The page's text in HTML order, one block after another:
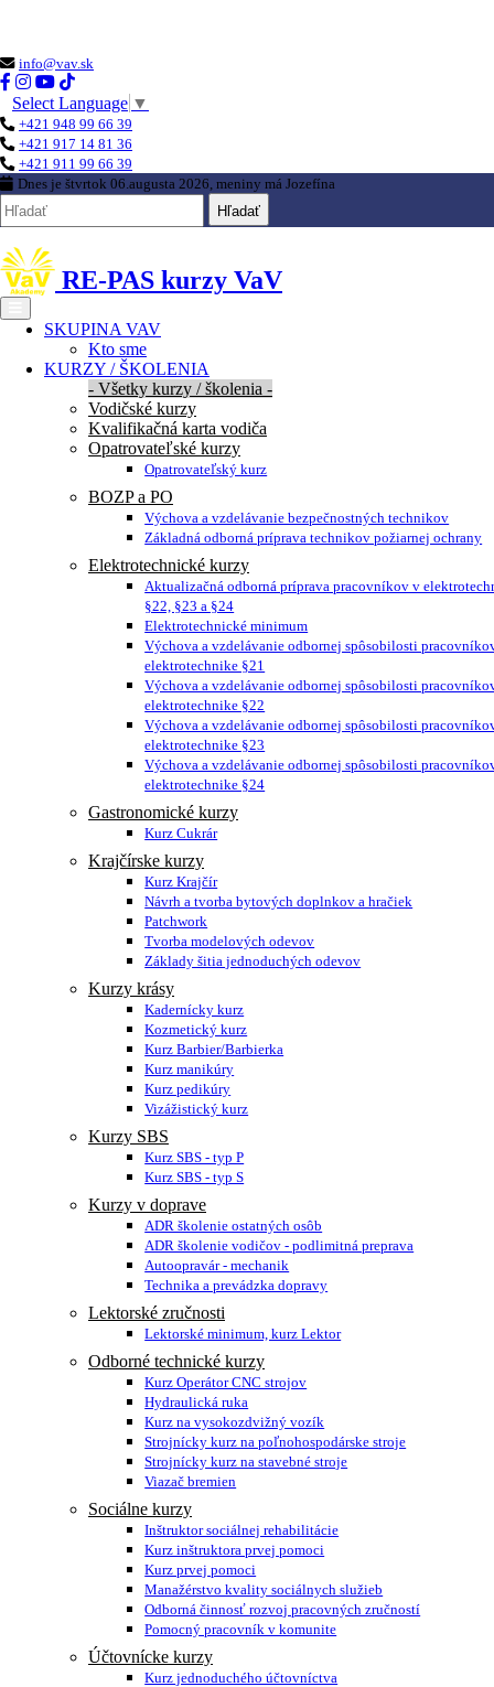
info@vav.sk
Select Language ▼
+421 948 99 66 39
+421 917 14 81 36
+421 911 99 66 39
Dnes je štvrtok 06.augusta 2026, meniny má Jozefína
Hľadať
RE-PAS kurzy VaV
SKUPINA VAV
Kto sme
KURZY / ŠKOLENIA
- Všetky kurzy / školenia -
Vodičské kurzy
Kvalifikačná karta vodiča
Opatrovateľské kurzy
Opatrovateľský kurz
BOZP a PO
Výchova a vzdelávanie bezpečnostných technikov
Základná odborná príprava technikov požiarnej ochrany
Elektrotechnické kurzy
Aktualizačná odborná príprava pracovníkov v
§22, §23 a §24
Elektrotechnické minimum
Výchova a vzdelávanie odbornej spôsobilosti
elektrotechnike §21
Výchova a vzdelávanie odbornej spôsobilosti
elektrotechnike §22
Výchova a vzdelávanie odbornej spôsobilosti
elektrotechnike §23
Výchova a vzdelávanie odbornej spôsobilosti
elektrotechnike §24
Gastronomické kurzy
Kurz Cukrár
Krajčírske kurzy
Kurz Krajčír
Návrh a tvorba bytových doplnkov a hračiek
Patchwork
Tvorba modelových odevov
Základy šitia jednoduchých odevov
Kurzy krásy
Kadernícky kurz
Kozmetický kurz
Kurz Barbier/Barbierka
Kurz manikúry
Kurz pedikúry
Vizážistický kurz
Kurzy SBS
Kurz SBS - typ P
Kurz SBS - typ S
Kurzy v doprave
ADR školenie ostatných osôb
ADR školenie vodičov - podlimitná preprava
Autoopravár - mechanik
Technika a prevádzka dopravy
Lektorské zručnosti
Lektorské minimum, kurz Lektor
Odborné technické kurzy
Kurz Operátor CNC strojov
Hydraulická ruka
Kurz na vysokozdvižný vozík
Strojnícky kurz na poľnohospodárske stroje
Strojnícky kurz na stavebné stroje
Viazač bremien
Sociálne kurzy
Inštruktor sociálnej rehabilitácie
Kurz inštruktora prvej pomoci
Kurz prvej pomoci
Manažérstvo kvality sociálnych služieb
Odborná činnosť rozvoj pracovných zručností
Pomocný pracovník v komunite
Účtovnícke kurzy
Kurz jednoduchého účtovníctva